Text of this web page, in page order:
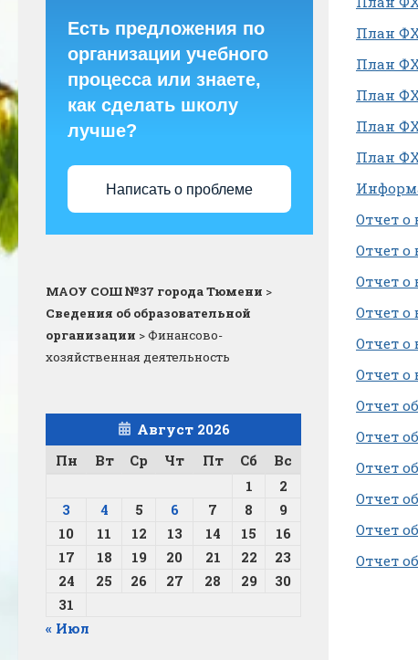
План
План
План
План
План
Отчет о
Отчет о
Отчет о
Отчет о
Отчет о
Отчет о
Отчет
Отчет
Отчет
Отчет
Отчет
Отчет
Есть предложения по
организации учебного
процесса или знаете,
как сделать школу
лучше?
Написать о проблеме
МАОУ СОШ №37 города Тюмени >
Сведения об образовательной
организации >Финансово-
хозяйственная деятельность
Август 2026
Пн
Вт Ср Чт Пт Сб
Вс
1
2
3
4 5 6 7 8
9
10
11 12 13 14 15
16
17
18 19 20 21 22
23
24
25 26 27 28 29
30
31
« Июл